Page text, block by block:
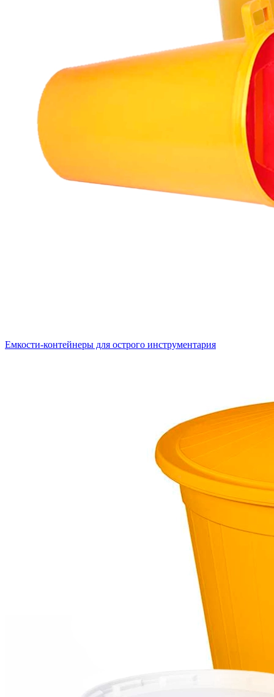
Емкости-контейнеры для острого инструментария